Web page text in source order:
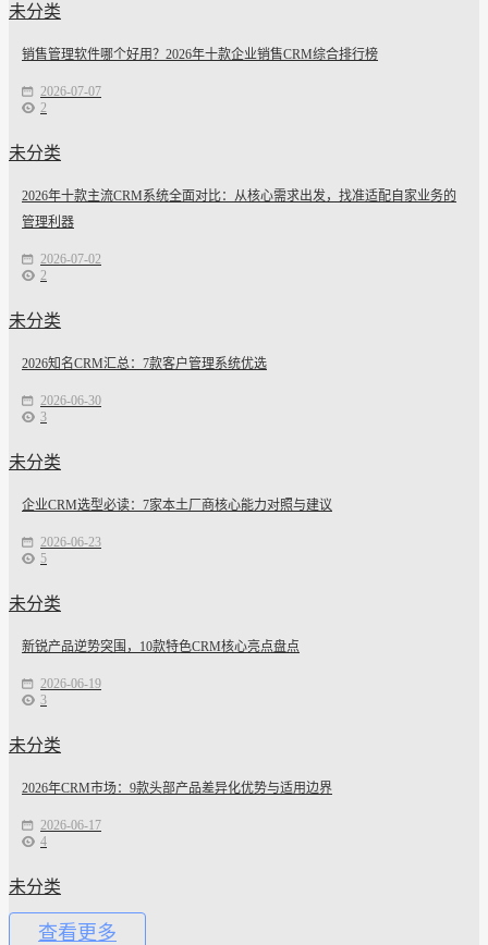
未分类
销售管理软件哪个好用？2026年十款企业销售CRM综合排行榜
2026-07-07
2
未分类
2026年十款主流CRM系统全面对比：从核心需求出发，找准适配自家业务的
管理利器
2026-07-02
2
未分类
2026知名CRM汇总：7款客户管理系统优选
2026-06-30
3
未分类
企业CRM选型必读：7家本土厂商核心能力对照与建议
2026-06-23
5
未分类
新锐产品逆势突围，10款特色CRM核心亮点盘点
2026-06-19
3
未分类
2026年CRM市场：9款头部产品差异化优势与适用边界
2026-06-17
4
未分类
查看更多